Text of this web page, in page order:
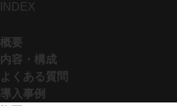
INDEX
概要
内容・構成
よくある質問
導入事例